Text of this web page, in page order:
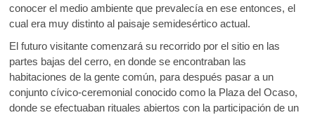
conocer el medio ambiente que prevalecía en ese entonces, el
cual era muy distinto al paisaje semidesértico actual.
El futuro visitante comenzará su recorrido por el sitio en las
partes bajas del cerro, en donde se encontraban las
habitaciones de la gente común, para después pasar a un
conjunto cívico-ceremonial conocido como la Plaza del Ocaso,
donde se efectuaban rituales abiertos con la participación de un